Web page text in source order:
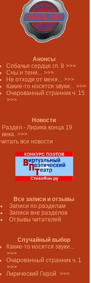
Анонсы
Собачье сердце гл. 8 >>>
Сны и тени... >>>
Не отходи от меня... >>>
Какие-то носятся звуки... >>>
Очарованный странник ч. 15
>>>
Новости
Раздел - Лирика конца 19
века. >>>
читать все новости
Все записи и отзывы
Записи по разделам
Записи вне разделов
Отзывы читателей
Случайный выбор
Какие-то носятся звуки...
>>>
Очарованный странник ч. 1
>>>
Лирический Герой >>>